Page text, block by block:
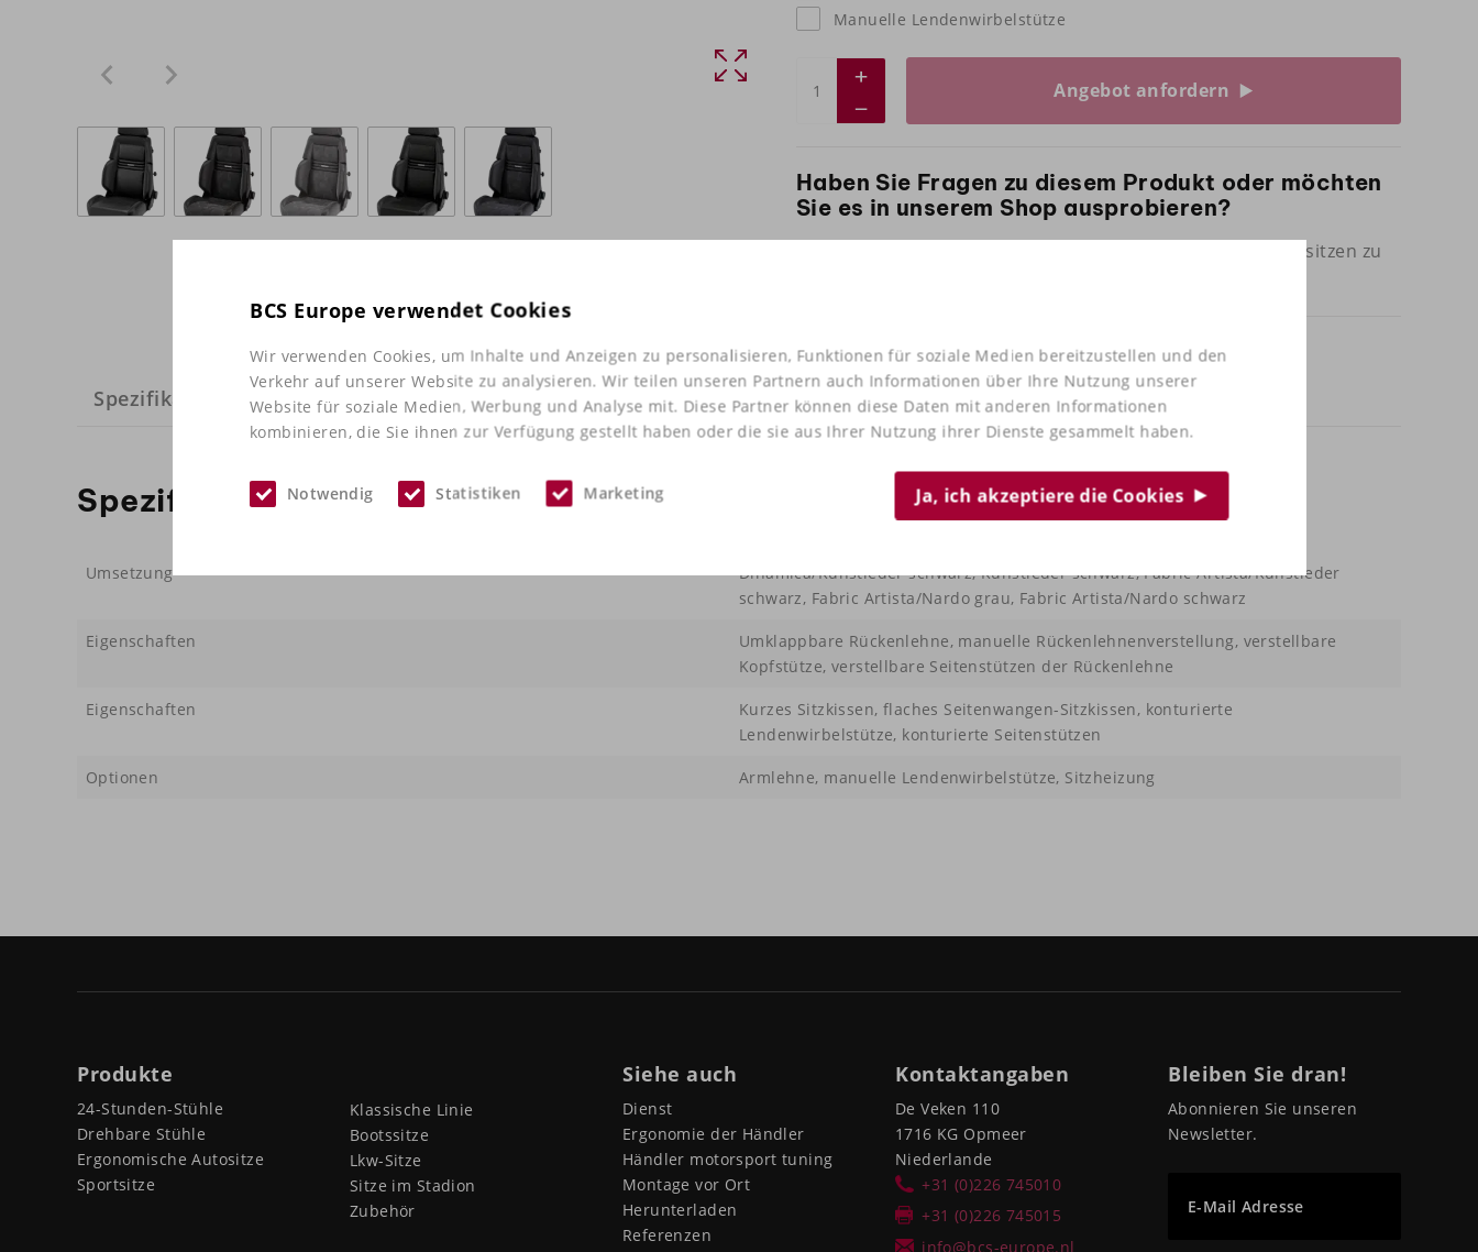
BCS Europe verwendet Cookies
Wir verwenden Cookies, um Inhalte und Anzeigen zu personalisieren, Funktionen für soziale Medien bereitzustellen und den
Verkehr auf unserer Website zu analysieren. Wir teilen unseren Partnern auch Informationen über Ihre Nutzung unserer
Website für soziale Medien, Werbung und Analyse mit. Diese Partner können diese Daten mit anderen Informationen
kombinieren, die Sie ihnen zur Verfügung gestellt haben oder die sie aus Ihrer Nutzung ihrer Dienste gesammelt haben.
Notwendig Statistiken Marketing Ja, ich akzeptiere die Cookies
Manuelle Lendenwirbelstütze
Angebot anfordern
Haben Sie Fragen zu diesem Produkt oder möchten
Sie es in unserem Shop ausprobieren?
mit uns und kommen Sie zum Probesitzen zu
Spezifikationen
Spezifikationen
Umsetzung
Dinamica/Kunstleder schwarz, Kunstleder schwarz, Fabric Artista/Kunstleder
schwarz, Fabric Artista/Nardo grau, Fabric Artista/Nardo schwarz
Eigenschaften
Umklappbare Rückenlehne, manuelle Rückenlehnenverstellung, verstellbare
Kopfstütze, verstellbare Seitenstützen der Rückenlehne
Eigenschaften
Kurzes Sitzkissen, flaches Seitenwangen-Sitzkissen, konturierte
Lendenwirbelstütze, konturierte Seitenstützen
Optionen Armlehne, manuelle Lendenwirbelstütze, Sitzheizung
Produkte
24-Stunden-Stühle
Drehbare Stühle
Ergonomische Autositze
Sportsitze
Klassische Linie
Bootssitze
Lkw-Sitze
Sitze im Stadion
Zubehör
Siehe auch
Dienst
Ergonomie der Händler
Händler motorsport tuning
Montage vor Ort
Herunterladen
Referenzen
Kontaktangaben
De Veken 110
1716 KG Opmeer
Niederlande
+31 (0)226 745010
+31 (0)226 745015
info@bcs-europe.nl
Bleiben Sie dran!
Abonnieren Sie unseren
Newsletter.
E-Mail Adresse